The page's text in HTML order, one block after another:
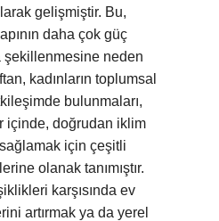
gelişmiştir. Bu,
daha çok güç
şekillenmesine neden
kadınların toplumsal
bulunmaları,
içinde, doğrudan iklim
sağlamak için çeşitli
olanak tanımıştır.
karşısında ev
artırmak ya da yerel